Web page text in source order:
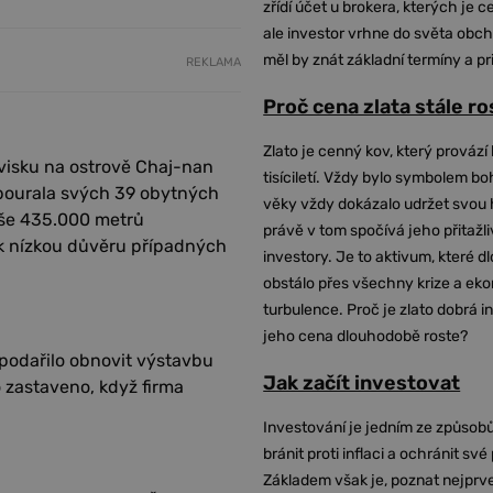
REKLAMA
na ostrově Chaj-nan
svých 39 obytných
435.000 metrů
nízkou důvěru případných
obnovit výstavbu
když firma
zřídí účet u brokera, kterých je
ale investor vrhne do světa
měl by znát základní termíny a
Proč cena zlata stále
Zlato je cenný kov, který provází
tisíciletí. Vždy bylo symbolem
věky vždy dokázalo udržet svou
právě v tom spočívá jeho
investory. Je to aktivum, které
obstálo přes všechny krize a
turbulence. Proč je zlato dobrá
jeho cena dlouhodobě roste?
Jak začít investovat
Investování je jedním ze
bránit proti inflaci a ochránit své
Základem však je, poznat